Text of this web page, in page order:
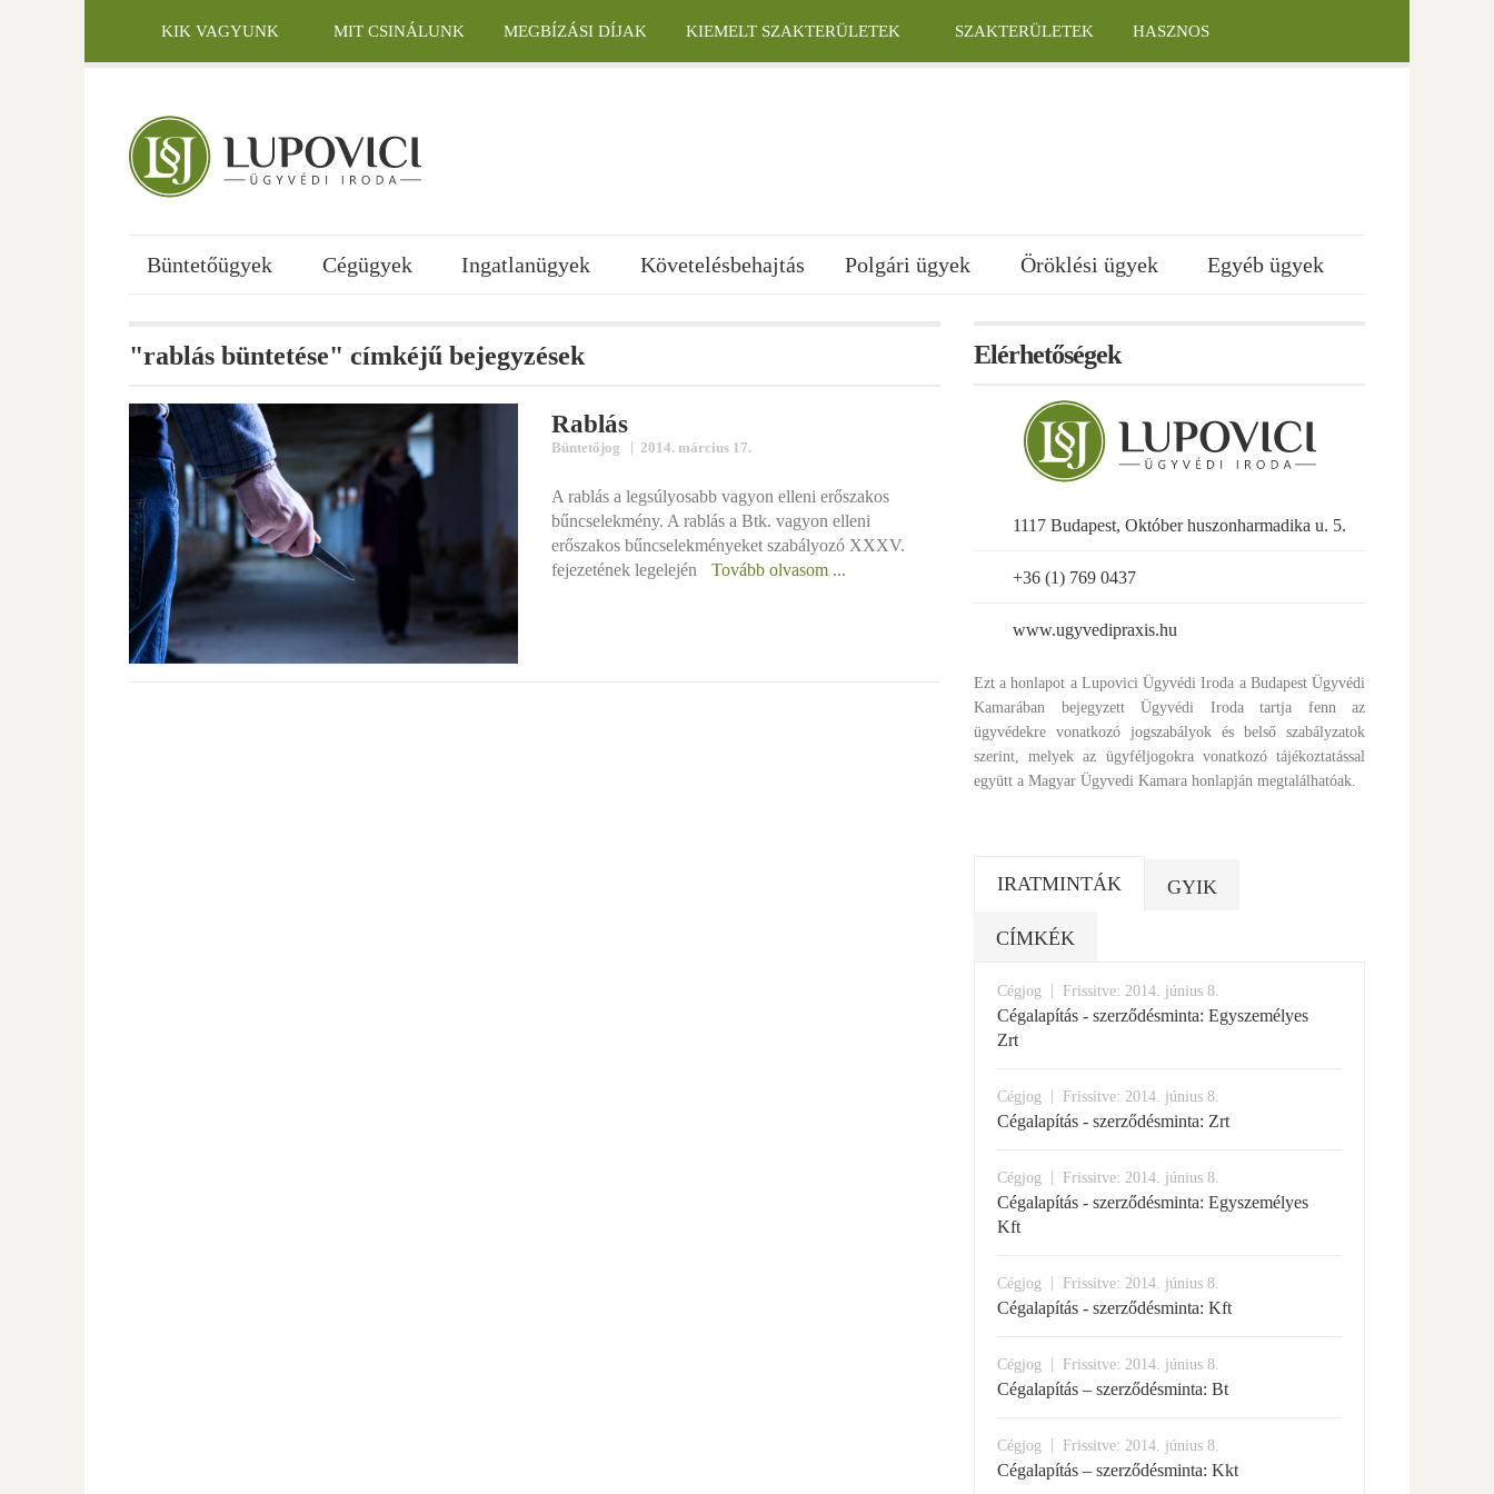
KIK VAGYUNK MIT CSINÁLUNK MEGBÍZÁSI DÍJAK KIEMELT SZAKTERÜLETEK SZAKTERÜLETEK HASZNOS
Büntetőügyek Cégügyek Ingatlanügyek Követelésbehajtás Polgári ügyek Öröklési ügyek Egyéb ügyek
"rablás büntetése" címkéjű bejegyzések
Rablás
Büntetőjog | 2014. március 17.
A rablás a legsúlyosabb vagyon elleni erőszakos
bűncselekmény. A rablás a Btk. vagyon elleni
erőszakos bűncselekményeket szabályozó XXXV.
fejezetének legelején
Tovább olvasom ...
Elérhetőségek
1117 Budapest, Október huszonharmadika u. 5.
+36 (1) 769 0437
www.ugyvedipraxis.hu
Ezt a honlapot a Lupovici Ügyvédi Iroda a Budapest Ügyvédi
Kamarában bejegyzett Ügyvédi Iroda tartja fenn az
ügyvédekre vonatkozó jogszabályok és belső szabályzatok
szerint, melyek az ügyféljogokra vonatkozó tájékoztatással
együtt a Magyar Ügyvedi Kamara honlapján megtalálhatóak.
IRATMINTÁK GYIK
CÍMKÉK
Cégjog Frissitve: 2014. június 8.
Cégalapítás - szerződésminta: Egyszemélyes
Zrt
Cégjog Frissitve: 2014. június 8.
Cégalapítás - szerződésminta: Zrt
Cégjog Frissitve: 2014. június 8.
Cégalapítás - szerződésminta: Egyszemélyes
Kft
Cégjog Frissitve: 2014. június 8.
Cégalapítás - szerződésminta: Kft
Cégjog Frissitve: 2014. június 8.
Cégalapítás – szerződésminta: Bt
Cégjog Frissitve: 2014. június 8.
Cégalapítás – szerződésminta: Kkt